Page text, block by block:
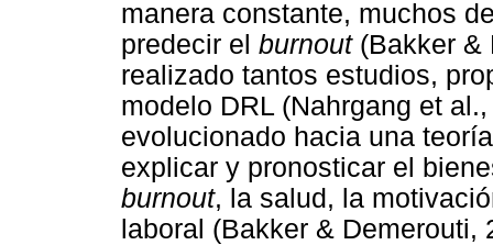
manera constante, muchos
predecir el burnout(Bakker &
realizado tantos estudios,
modelo DRL (Nahrgang et
evolucionado hacia una
explicar y pronosticar el
burnout, la salud, la
laboral (Bakker & Demerouti,